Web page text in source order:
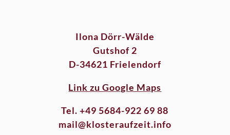
Ilona Dörr-Wälde
Gutshof 2
D-34621 Frielendorf
Link zu Google Maps
Tel. +49 5684-922 69 88
mail@klosteraufzeit.info